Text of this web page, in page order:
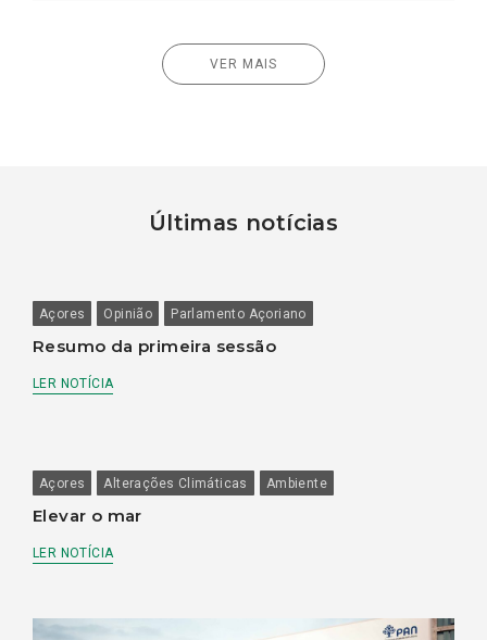
VER MAIS
Últimas notícias
Açores Opinião Parlamento Açoriano
Resumo da primeira sessão
LER NOTÍCIA
Açores Alterações Climáticas Ambiente
Elevar o mar
LER NOTÍCIA